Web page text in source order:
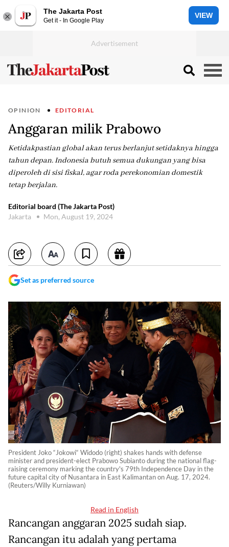
The Jakarta Post
Get it - In Google Play
VIEW
OPINION EDITORIAL
Anggaran milik Prabowo
Ketidakpastian global akan terus berlanjut setidaknya hingga
tahun depan. Indonesia butuh semua dukungan yang bisa
diperoleh di sisi fiskal, agar roda perekonomian domestik
tetap berjalan.
Editorial board (The Jakarta Post)
Jakarta
Mon, August 19, 2024
Set as preferred source
President Joko “Jokowi“ Widodo (right) shakes hands with defense
minister and president-elect Prabowo Subianto during the national flag-
raising ceremony marking the country's 79th Independence Day in the
future capital city of Nusantara in East Kalimantan on Aug. 17, 2024.
(Reuters/Willy Kurniawan)
Read in English
Rancangan anggaran 2025 sudah siap.
Rancangan itu adalah yang pertama